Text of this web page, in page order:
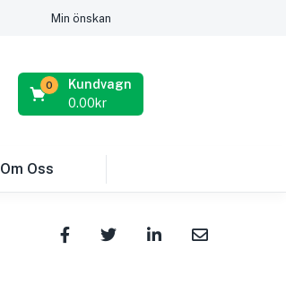
Min önskan
Kundvagn
0
0.00kr
Om Oss